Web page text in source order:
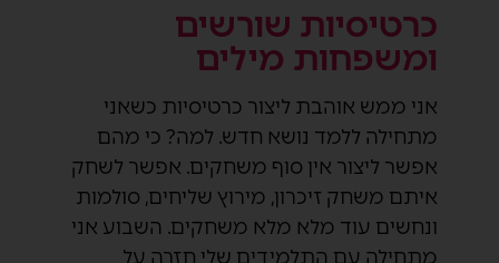
כרטיסיות שורשים
ומשפחות מילים
אני ממש אוהבת ליצור כרטיסיות כשאני
מתחילה ללמד נושא חדש. למה? כי מהם
אפשר ליצור אין סוף משחקים. אפשר לשחק
איתם משחק זיכרון, מירוץ שליחים, סולמות
ונחשים עוד מלא מלא משחקים. השבוע אני
מתחילה עם התלמידים שלי חזרה על